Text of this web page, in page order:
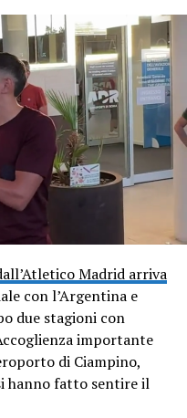
Madrid arriva
con l’Argentina e
due stagioni con
importante
di Ciampino,
hanno fatto sentire il